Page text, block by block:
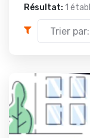
Résultat: 1
Trier par: